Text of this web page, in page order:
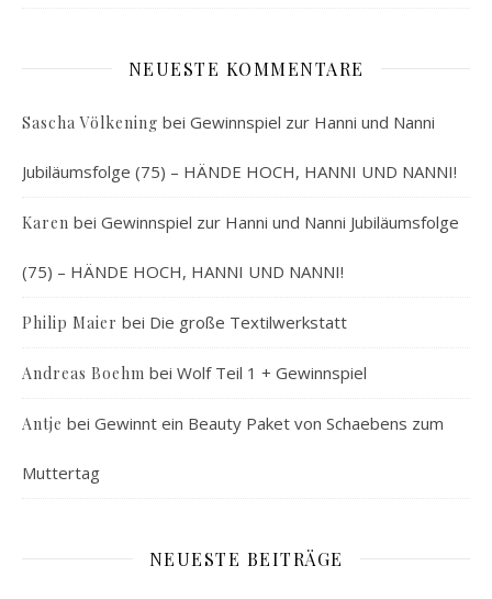
NEUESTE KOMMENTARE
Sascha Völkening bei Gewinnspiel zur Hanni und Nanni
Jubiläumsfolge (75) – HÄNDE HOCH, HANNI UND NANNI!
Karen bei Gewinnspiel zur Hanni und Nanni Jubiläumsfolge
(75) – HÄNDE HOCH, HANNI UND NANNI!
Philip Maier bei Die große Textilwerkstatt
Andreas Boehm bei Wolf Teil 1 + Gewinnspiel
Antje bei Gewinnt ein Beauty Paket von Schaebens zum
Muttertag
NEUESTE BEITRÄGE